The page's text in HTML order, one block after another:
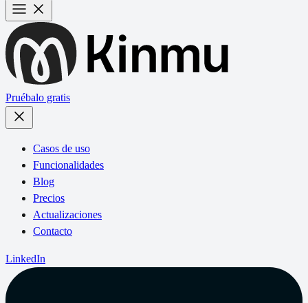
Pruébalo gratis
Casos de uso
Funcionalidades
Blog
Precios
Actualizaciones
Contacto
LinkedIn